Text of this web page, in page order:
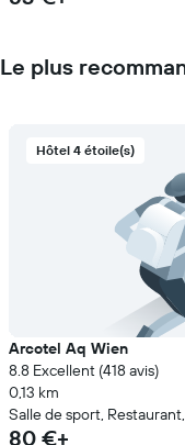
Le plus
Hôtel 4 étoile(s)
Arcotel Aq Wien
8.8 Excellent (418 avis)
0,13 km
Salle de sport,
80 €+